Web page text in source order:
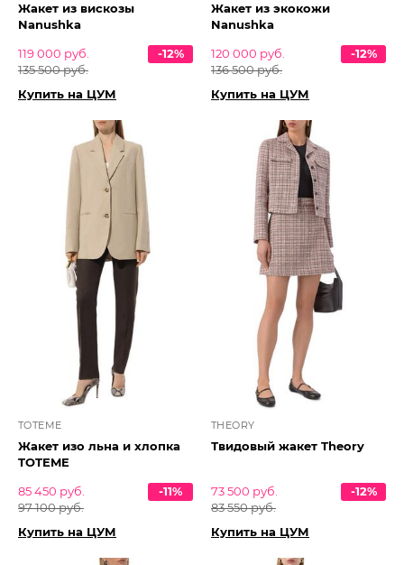
Жакет из вискозы
Nanushka
119 000 руб.
135 500 руб.
-12%
Купить на ЦУМ
Жакет из экокожи
Nanushka
120 000 руб.
136 500 руб.
-12%
Купить на ЦУМ
TOTEME
Жакет изо льна и хлопка
TOTEME
85 450 руб.
97 100 руб.
-11%
Купить на ЦУМ
THEORY
Твидовый жакет Theory
73 500 руб.
83 550 руб.
-12%
Купить на ЦУМ